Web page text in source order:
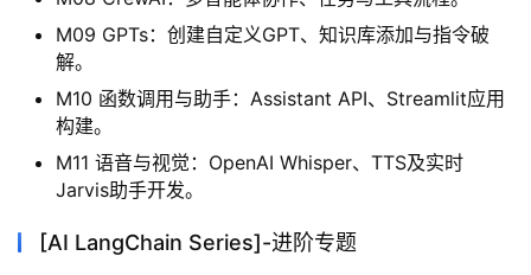
M09 GPTs：创建自定义GPT、知识库添加与指令破
解。
M10 函数调用与助手：Assistant API、Streamlit应用
构建。
M11 语音与视觉：OpenAI Whisper、TTS及实时
Jarvis助手开发。
[AI LangChain Series]-进阶专题